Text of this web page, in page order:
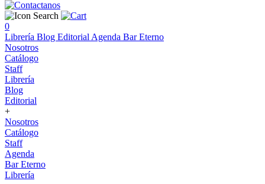
0
Librería Blog Editorial Agenda Bar Eterno
Nosotros
Catálogo
Staff
Librería
Blog
Editorial
+
Nosotros
Catálogo
Staff
Agenda
Bar Eterno
Librería